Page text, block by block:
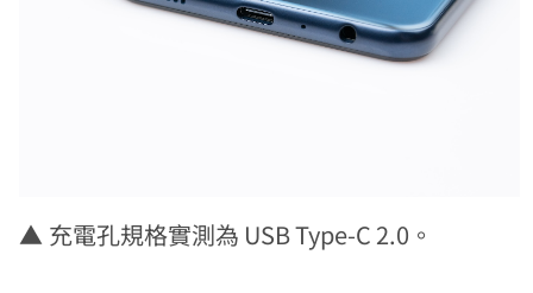
▲ 充電孔規格實測為 USB Type-C 2.0。